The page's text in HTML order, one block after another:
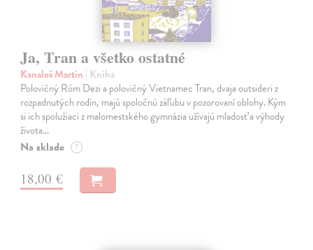
Ja, Tran a všetko ostatné
Kanaloš Martin | Kniha
Polovičný Róm Dezi a polovičný Vietnamec Tran, dvaja outsideri z
rozpadnutých rodín, majú spoločnú záľubu v pozorovaní oblohy. Kým
si ich spolužiaci z malomestského gymnázia užívajú mladosť a výhody
života…
Na sklade ?
18,00 €